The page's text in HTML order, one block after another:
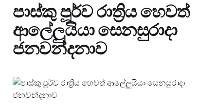
පාස්කු පූර්ව රාත්‍රිය හෙවත්
ආලේලුයියා සෙනසුරාදා
ජනවන්දනාව